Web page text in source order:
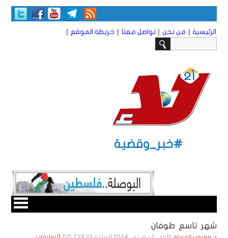
الرئيسية | من نحن | تواصل معنا | خريطة الموقع |
#خبر_وقضية
شهر تاسع طوفان